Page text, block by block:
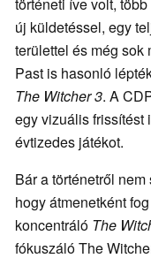
új küldetéssel, egy
területtel és még sok
Past is hasonló
The Witcher 3. A
egy vizuális frissítést
évtizedes játékot.
Bár a történetről
hogy átmenetként
koncentráló The
fókuszáló The